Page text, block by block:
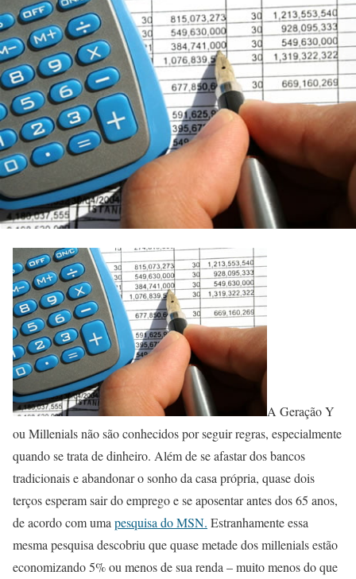
A Geração Y
ou Millenials não são conhecidos por seguir regras, especialmente
quando se trata de dinheiro. Além de se afastar dos bancos
tradicionais e abandonar o sonho da casa própria, quase dois
terços esperam sair do emprego e se aposentar antes dos 65 anos,
de acordo com uma pesquisa do MSN. Estranhamente essa
mesma pesquisa descobriu que quase metade dos millenials estão
economizando 5% ou menos de sua renda – muito menos do que